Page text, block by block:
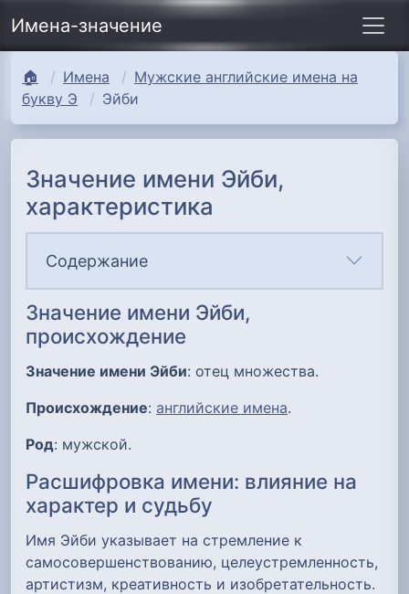
Имена-значение
🏠 Имена
Мужские английские имена на
букву Э
Эйби
Значение имени Эйби,
характеристика
Содержание
Значение имени Эйби,
происхождение
Значение имени Эйби: отец множества.
Происхождение: английские имена.
Род: мужской.
Расшифровка имени: влияние на
характер и судьбу
Имя Эйби указывает на стремление к
самосовершенствованию, целеустремленность,
артистизм, креативность и изобретательность.